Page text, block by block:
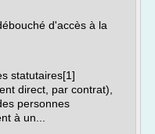
d'accès à la
statutaires[1]
direct, par contrat),
personnes
à un...